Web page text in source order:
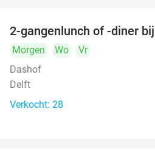
2-gangenlunch of -diner
Morgen Wo
Vr
Dashof
Delft
Verkocht: 28